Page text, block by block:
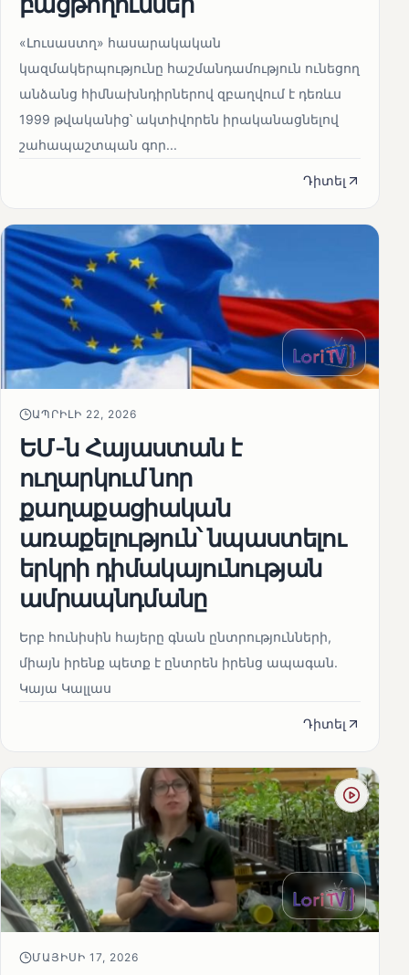
«Լուսաստղ» հասարակական
կազմակերպությունը հաշմանդամություն ունեցող
անձանց հիմնախնդիրներով զբաղվում է դեռևս
1999 թվականից՝ ակտիվորեն իրականացնելով
շահապաշտպան գոր...
Դիտել
ԱՊՐԻԼԻ 22, 2026
ԵՄ-ն Հայաստան է
ուղարկում նոր
քաղաքացիական
առաքելություն՝ նպաստելու
երկրի դիմակայունության
ամրապնդմանը
Երբ հունիսին հայերը գնան ընտրությունների,
միայն իրենք պետք է ընտրեն իրենց ապագան.
Կայա Կալլաս
Դիտել
ՄԱՅԻՍԻ 17, 2026